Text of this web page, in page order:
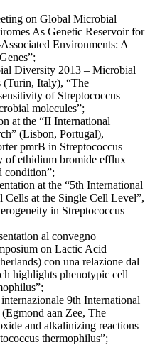
on Global Microbial
As Genetic Reservoir for
Environments: A
Diversity 2013 – Microbial
(Turin, Italy), “The
of Streptococcus
molecules”;
at the “II International
(Lisbon, Portugal),
pmrB in Streptococcus
of ethidium bromide efflux
condition”;
at the “5th International
at the Single Cell Level”,
in Streptococcus
al convegno
on Lactic Acid
con una relazione dal
highlights phenotypic cell
9th International
aan Zee, The
and alkalinizing reactions
thermophilus”;